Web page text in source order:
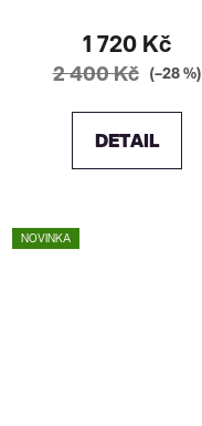
1 720 Kč
2 400 Kč (–28 %)
DETAIL
NOVINKA